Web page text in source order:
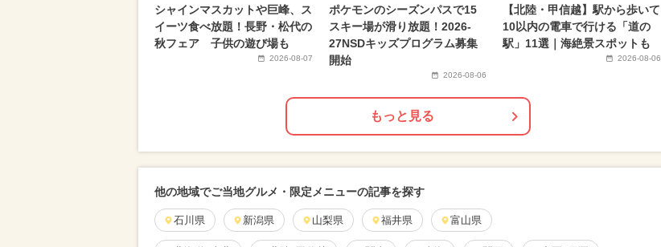
シャインマスカットや巨峰、ス
イーツ食べ放題！長野・松代の
秋フェア 子供の遊び場も
2026-08-07
ポケモンのシーズンパスで15
スキー場が滑り放題！2026-
27NSDキッズプログラム募集
開始
2026-08-06
【北陸・甲信越】駅から歩いて
10以内の電車で行ける「道の
駅」11選｜海絶景スポットも
2026-08-06
もっと見る
他の地域でご当地グルメ・限定メニューの記事を探す
石川県 新潟県 山梨県 福井県 富山県